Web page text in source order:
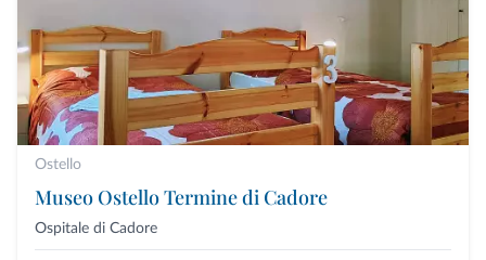
Ostello
Museo Ostello Termine di Cadore
Ospitale di Cadore